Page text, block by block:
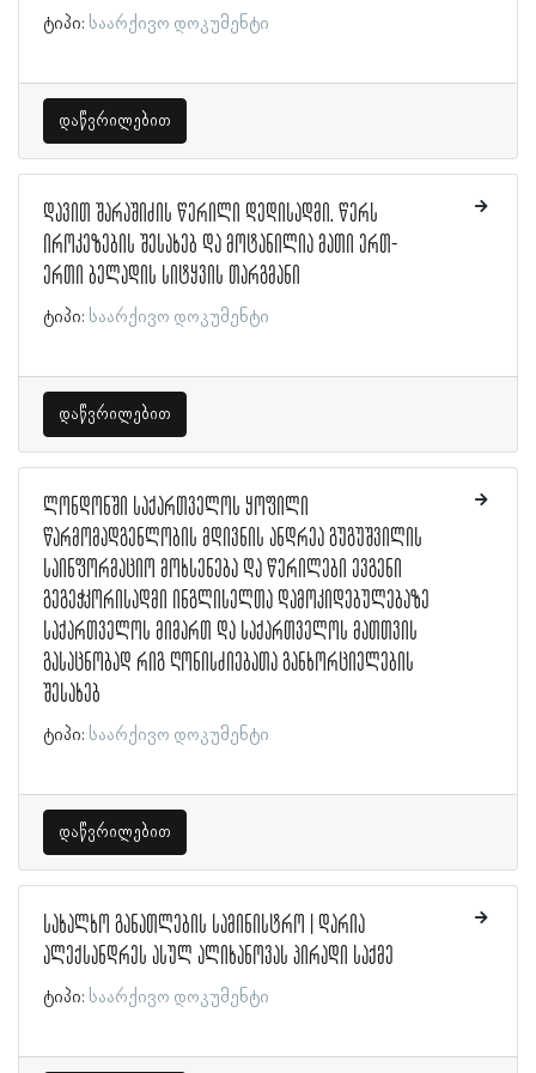
ტიპი: საარქივო დოკუმენტი
დაწვრილებით
დავით შარაშიძის წერილი დედისადმი. წერს
იროკეზების შესახებ და მოტანილია მათი ერთ-
ერთი ბელადის სიტყვის თარგმანი
ტიპი: საარქივო დოკუმენტი
დაწვრილებით
ლონდონში საქართველოს ყოფილი
წარმომადგენლობის მდივნის ანდრეა გუგუშვილის
საინფორმაციო მოხსენება და წერილები ევგენი
გეგეჭკორისადმი ინგლისელთა დამოკიდებულებაზე
საქართველოს მიმართ და საქართველოს მათთვის
გასაცნობად რიგ ღონისძიებათა განხორციელების
შესახებ
ტიპი: საარქივო დოკუმენტი
დაწვრილებით
სახალხო განათლების სამინისტრო | დარია
ალექსანდრეს ასულ ალიხანოვას პირადი საქმე
ტიპი: საარქივო დოკუმენტი